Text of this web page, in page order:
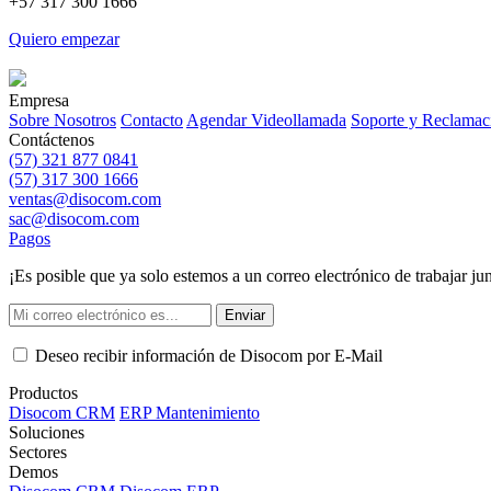
Quiero empezar
Empresa
Sobre Nosotros Contacto Agendar Videollamada Soporte y
Contáctenos
(57) 321 877 0841
(57) 317 300 1666
ventas@disocom.com
sac@disocom.com
Pagos
¡Es posible que ya solo estemos a un correo electrónico de trabajar
Enviar
Deseo recibir información de Disocom por E-Mail
Productos
Disocom CRM ERP Mantenimiento
Soluciones
Sectores
Demos